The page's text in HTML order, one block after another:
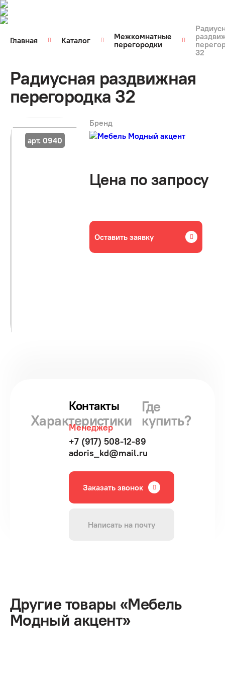
Главная Каталог
Межкомнатные
перегородки
32
Радиусная раздвижная
перегородка 32
арт. 0940
Бренд
Цена по запросу
Оставить заявку
Характеристики
Где
купить?
Контакты
Менеджер
+7 (917) 508-12-89
adoris_kd@mail.ru
Заказать звонок
Написать на почту
Другие товары «Мебель
Модный акцент»